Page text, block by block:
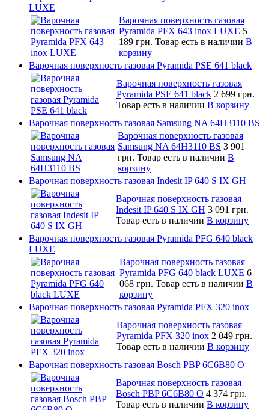
LUXE
Варочная поверхность газовая
Pyramida PFX 643 inox LUXE 5
189 грн. Товар есть в наличии В
корзину
Варочная поверхность газовая Pyramida PSE 641 black
Варочная поверхность газовая
Pyramida PSE 641 black 2 699 грн.
Товар есть в наличии В корзину
Варочная поверхность газовая Samsung NA 64H3110 BS
Варочная поверхность газовая
Samsung NA 64H3110 BS 3 901
грн. Товар есть в наличии В
корзину
Варочная поверхность газовая Indesit IP 640 S IX GH
Варочная поверхность газовая
Indesit IP 640 S IX GH 3 091 грн.
Товар есть в наличии В корзину
Варочная поверхность газовая Pyramida PFG 640 black
LUXE
Варочная поверхность газовая
Pyramida PFG 640 black LUXE 6
068 грн. Товар есть в наличии В
корзину
Варочная поверхность газовая Pyramida PFX 320 inox
Варочная поверхность газовая
Pyramida PFX 320 inox 2 049 грн.
Товар есть в наличии В корзину
Варочная поверхность газовая Bosch PBP 6C6B80 O
Варочная поверхность газовая
Bosch PBP 6C6B80 O 4 374 грн.
Товар есть в наличии В корзину